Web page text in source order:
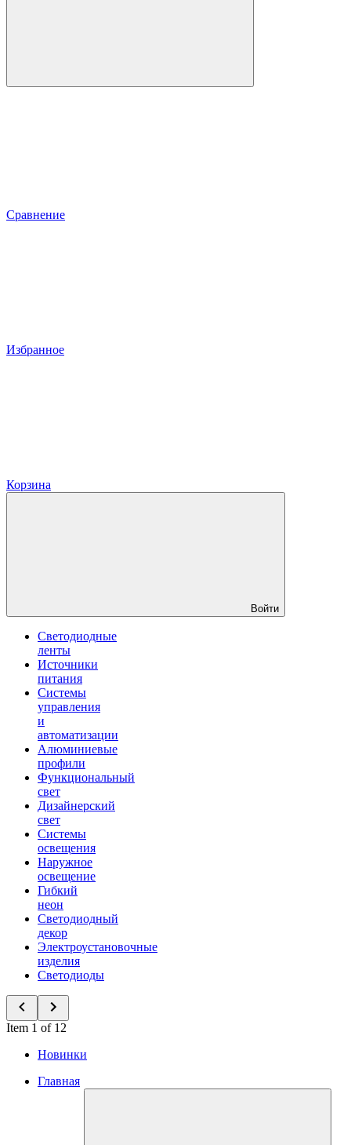
Сравнение
Избранное
Корзина
Войти
Светодиодные
ленты
Источники
питания
Системы
управления
и
автоматизации
Алюминиевые
профили
Функциональный
свет
Дизайнерский
свет
Системы
освещения
Наружное
освещение
Гибкий
неон
Светодиодный
декор
Электроустановочные
изделия
Светодиоды
Item 1 of 12
Новинки
Главная